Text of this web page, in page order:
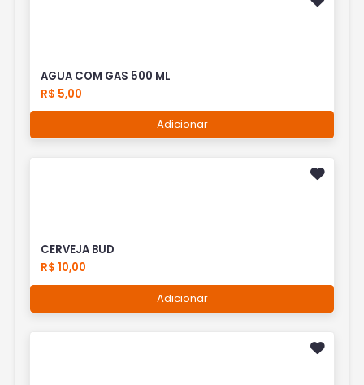
AGUA COM GAS 500 ML
R$ 5,00
Adicionar
CERVEJA BUD
R$ 10,00
Adicionar